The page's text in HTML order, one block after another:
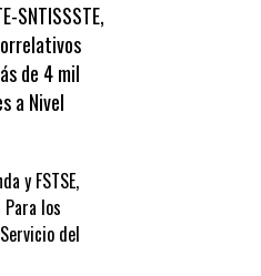
SNTISSSTE,
de 4 mil
a Nivel
y FSTSE,
los
del